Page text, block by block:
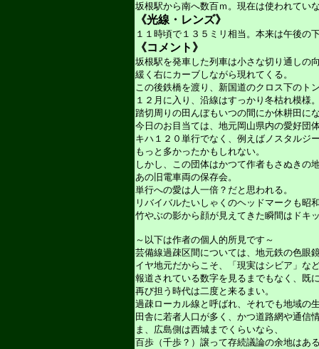
坂根駅から南へ数百ｍ。現在は使われてい
《光線・レンズ》
１１時頃で１３５ミリ相当。本来は午後の
《コメント》
坂根駅を発車した列車は小さな切り通しの
緩く右にカーブしながら現れてくる。
この後鉄橋を渡り、新国道のクロス下のト
１２月に入り、沿線はすっかり冬枯れ模様
踏切周りの田んぼもいつの間にか休耕田に
今日のお目当ては、地元岡山県内の愛好団
キハ１２０単行でなく、例えばノスタルジ
もっと多かったかもしれない。
しかし、この団体はかつて作者もさぬきの
あの旧電車両の保存会。
単行への愛は人一倍？だと思われる。
リバイバルたいしゃくのヘッドマークも昭
竹やぶの影から顔が見えてきた瞬間はドキ
～以下は作者の個人的所見です～
芸備線過疎区間については、地元鉄の色眼
イヤ地元だからこそ、「現実はシビア」な
報道されている数字を見るまでもなく、既
再び担う時代は二度と来るまい。
過疎ローカル線と呼ばれ、それでも地域の
田舎に若者人口が多く、かつ道路網や通信
ま、広島側は西城までくらいなら、
百歩（千歩？）譲って存続議論の余地はあ